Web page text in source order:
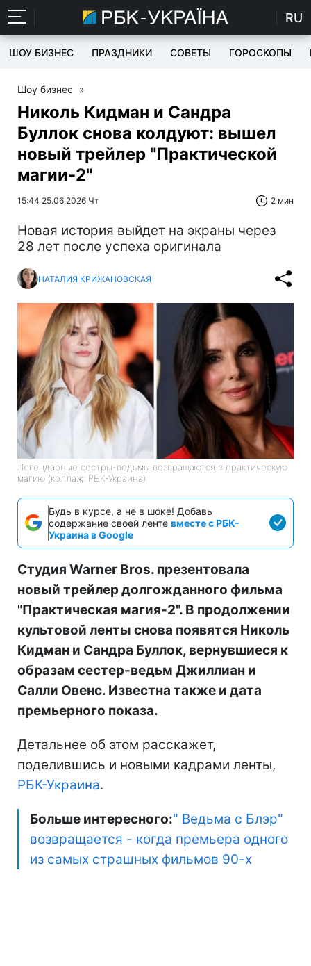
RU
ШОУ БИЗНЕС ПРАЗДНИКИ СОВЕТЫ ГОРОСКОПЫ
Шоу бизнес »
Николь Кидман и Сандра
Буллок снова колдуют: вышел
новый трейлер "Практической
магии-2"
15:44 25.06.2026 Чт 2 мин
Новая история выйдет на экраны через
28 лет после успеха оригинала
НАТАЛИЯ КРИЖАНОВСКАЯ
Легендарные сестры-ведьмы возвращаются в практическую
магию (коллаж: РБК-Украина)
Будь в курсе, а не в шоке! Добавь
содержание своей ленте вместе с РБК-
Украина в Google
Студия Warner Bros. презентовала
новый трейлер долгожданного фильма
"Практическая магия-2". В продолжении
культовой ленты снова появятся Николь
Кидман и Сандра Буллок, вернувшиеся к
образам сестер-ведьм Джиллиан и
Салли Овенс. Известна также и дата
премьерного показа.
Детальнее об этом расскажет,
поделившись и новыми кадрами ленты,
РБК-Украина.
Больше интересного:" Ведьма с Блэр"
возвращается - когда премьера одного
из самых страшных фильмов 90-х